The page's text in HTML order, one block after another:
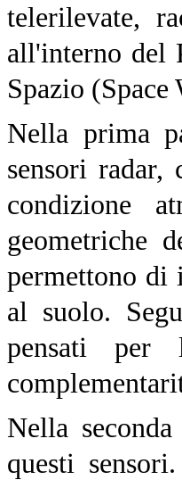
telerilevate,
all'interno del
Spazio (Space
Nella prima
sensori
condizione
geometriche
permettono di
al suolo.
pensati per
Nella
questi